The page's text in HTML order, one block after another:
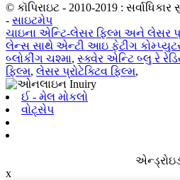
© કૉપિરાઇટ - 2010-2019 : સર્વાધિકાર
- સાઇટમેપ
ચાઇના એન્ટિ-લેસર ફિલ્મ અને લેસર
લેન્સ સાથે એન્ટી આઇ ફેટીગ
બ્લોકીંગ ચશ્મા, સ્ક્વેર એન્ટિ બ્લુ રે
ફિલ્મ, લેસર પ્રોટેક્ટિવ ફિલ્મ,
ઈ - મેલ મોકલો
વોટ્સેપ
x